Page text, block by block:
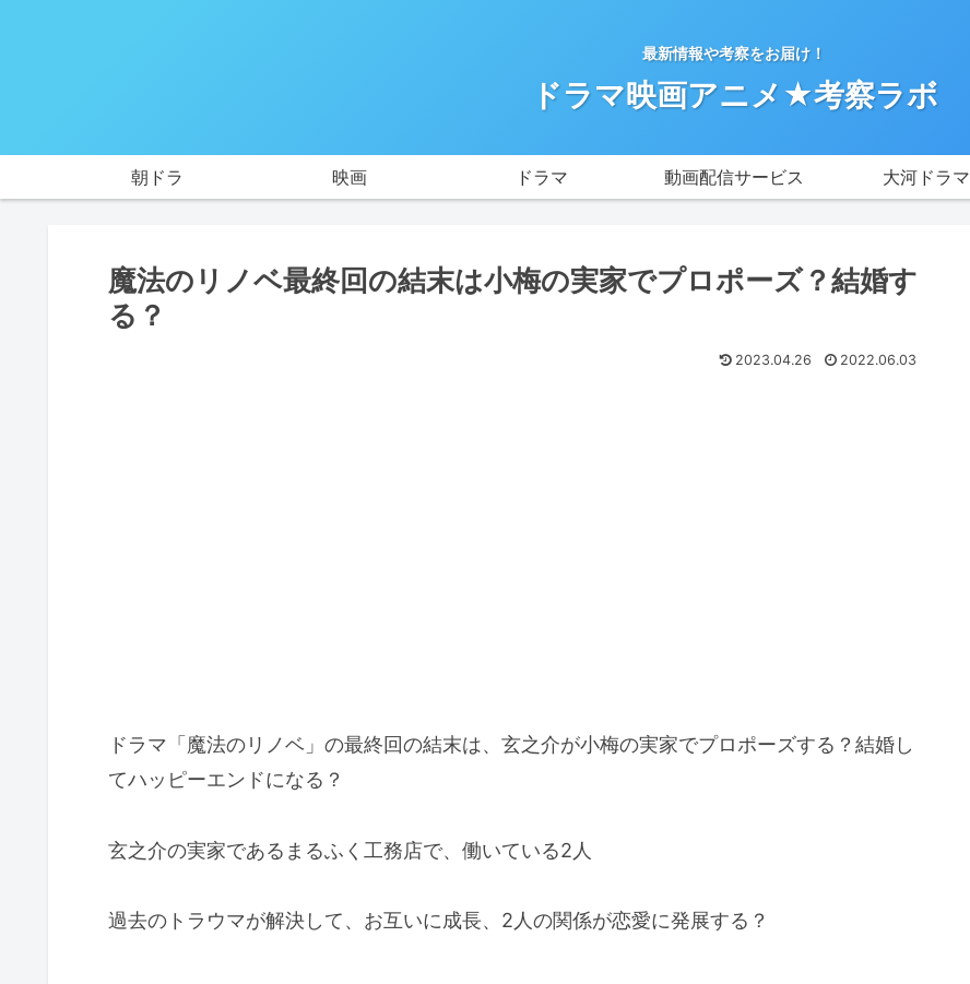
最新情報や考察をお届け！
ドラマ映画アニメ★考察ラボ
朝ドラ 映画 ドラマ 動画配信サービス 大河ドラマ
魔法のリノベ最終回の結末は小梅の実家でプロポーズ？結婚す
る？
2023.04.26 2022.06.03
ドラマ「魔法のリノベ」の最終回の結末は、玄之介が小梅の実家でプロポーズする？結婚し
てハッピーエンドになる？
玄之介の実家であるまるふく工務店で、働いている2人
過去のトラウマが解決して、お互いに成長、2人の関係が恋愛に発展する？